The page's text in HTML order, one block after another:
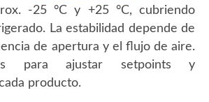
-25 °C y +25 °C, cubriendo
La estabilidad depende de
de apertura y el flujo de aire.
para ajustar setpoints y
producto.